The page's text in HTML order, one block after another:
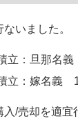
いました。
立：旦那名
立：嫁名義
/売却を適宜